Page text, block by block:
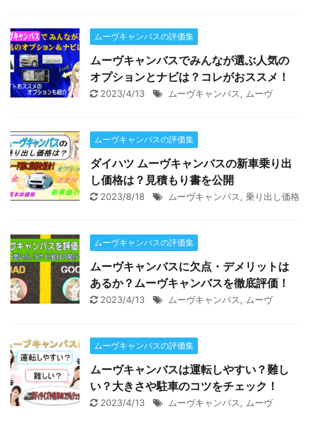
ムーヴキャンバスの評価集
ムーヴキャンバスでみんなが選ぶ人気の
オプションとナビは？コレがおススメ！
2023/4/13 ムーヴキャンバス, ムーヴ
ムーヴキャンバスの評価集
ダイハツ ムーヴキャンバスの新車乗り出
し価格は？見積もり書を公開
2023/8/18 ムーヴキャンバス, 乗り出し価格
ムーヴキャンバスの評価集
ムーヴキャンバスに欠点・デメリットは
あるか？ムーヴキャンバスを徹底評価！
2023/4/13 ムーヴキャンバス, ムーヴ
ムーヴキャンバスの評価集
ムーヴキャンバスは運転しやすい？難し
い？大きさや駐車のコツをチェック！
2023/4/13 ムーヴキャンバス, ムーヴ